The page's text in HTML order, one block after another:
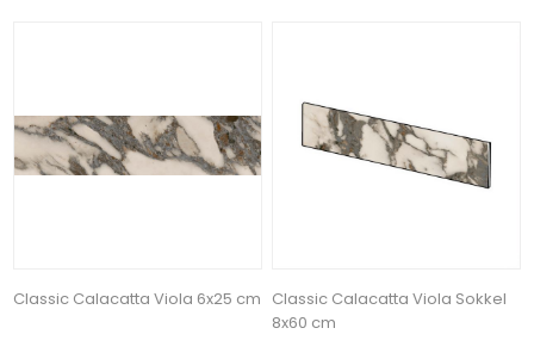
Classic Calacatta Viola 6x25 cm Classic Calacatta Viola Sokkel
8x60 cm